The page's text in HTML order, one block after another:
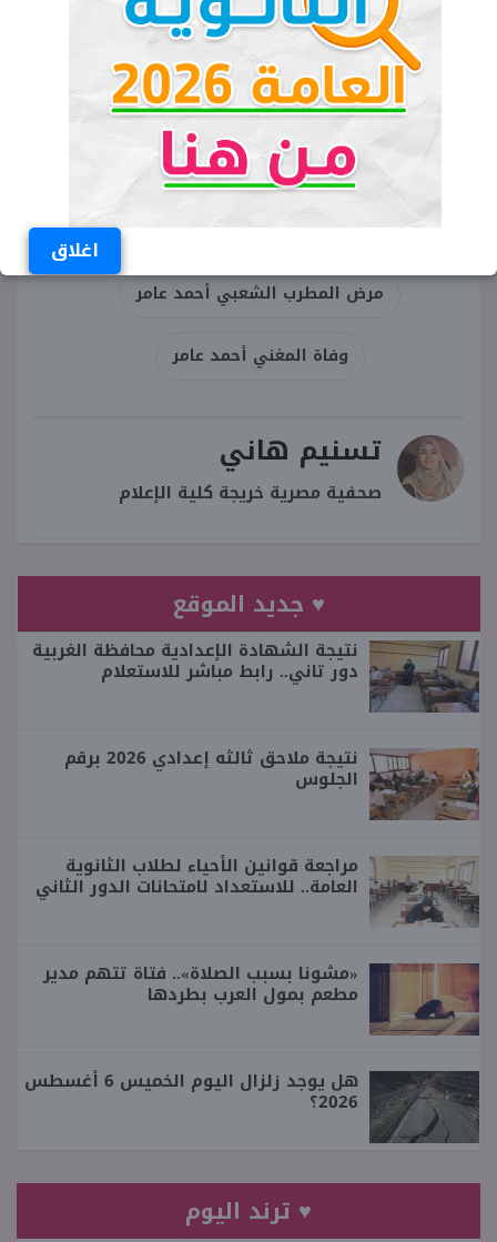
اغلاق
سبب وفاة المطرب أحمد عامر
سبب وفاة أحمد عامر أحمد عامر
رضا البحراوي مصطفى كامل
نقيب الموسيقيين
مرض المطرب الشعبي أحمد عامر
وفاة المغني أحمد عامر
تسنيم هاني
صحفية مصرية خريجة كلية الإعلام
♥ جديد الموقع
نتيجة الشهادة الإعدادية محافظة الغربية
دور تاني.. رابط مباشر للاستعلام
نتيجة ملاحق ثالثه إعدادي 2026 برقم
الجلوس
مراجعة قوانين الأحياء لطلاب الثانوية
العامة.. للاستعداد لامتحانات الدور الثاني
«مشونا بسبب الصلاة».. فتاة تتهم مدير
مطعم بمول العرب بطردها
هل يوجد زلزال اليوم الخميس 6 أغسطس
2026؟
♥ ترند اليوم